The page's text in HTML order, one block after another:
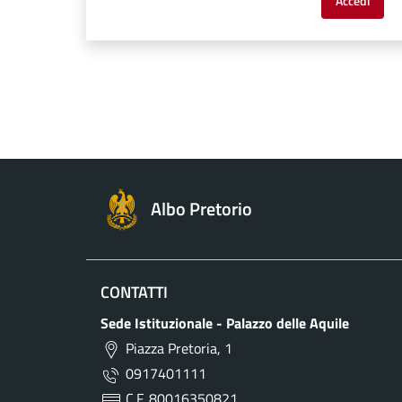
Albo Pretorio
CONTATTI
Sede Istituzionale - Palazzo delle Aquile
Piazza Pretoria, 1
0917401111